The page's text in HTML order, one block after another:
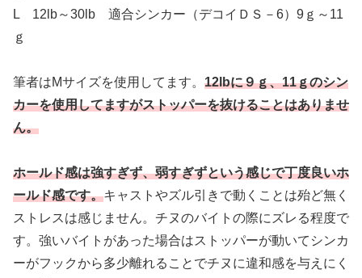
L 12lb～30lb 適合シンカー（デコイＤＳ－6）9ｇ～11
ｇ
筆者はMサイズを使用してます。 12lbに９ｇ、11ｇのシン
カーを使用してますがストッパーを抜けることはありませ
ん。
ホールド感は強すぎず、弱すぎずという感じで丁度良いホ
ールド感です。キャストやズル引きで動くことは殆ど無く
ストレスは感じません。チヌのバイトの際にズレる程度で
す。強いバイトがあった場合はストッパーが動いてシンカ
ーがフックから多少離れることでチヌに違和感を与えにく